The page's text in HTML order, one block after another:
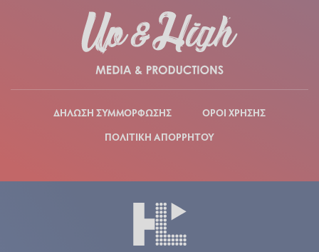
ΔΗΛΩΣΗ ΣΥΜΜΟΡΦΩΣΗΣ
ΟΡΟΙ ΧΡΗΣΗΣ
ΠΟΛΙΤΙΚΗ ΑΠΟΡΡΗΤΟΥ